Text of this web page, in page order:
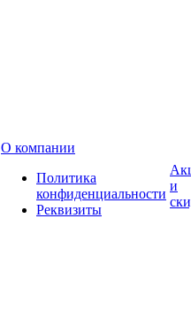
О компании
Политика
конфиденциальности
Реквизиты
и